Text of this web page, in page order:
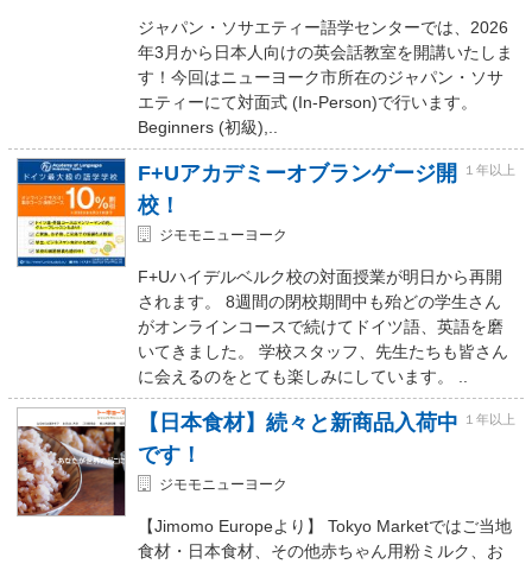
ジャパン・ソサエティー語学センターでは、2026
年3月から日本人向けの英会話教室を開講いたしま
す！今回はニューヨーク市所在のジャパン・ソサ
エティーにて対面式 (In-Person)で行います。
Beginners (初級),..
F+Uアカデミーオブランゲージ開
校！
１年以上
ジモモニューヨーク
F+Uハイデルベルク校の対面授業が明日から再開
されます。 8週間の閉校期間中も殆どの学生さん
がオンラインコースで続けてドイツ語、英語を磨
いてきました。 学校スタッフ、先生たちも皆さん
に会えるのをとても楽しみにしています。 ..
【日本食材】続々と新商品入荷中
です！
１年以上
ジモモニューヨーク
【Jimomo Europeより】 Tokyo Marketではご当地
食材・日本食材、その他赤ちゃん用粉ミルク、お